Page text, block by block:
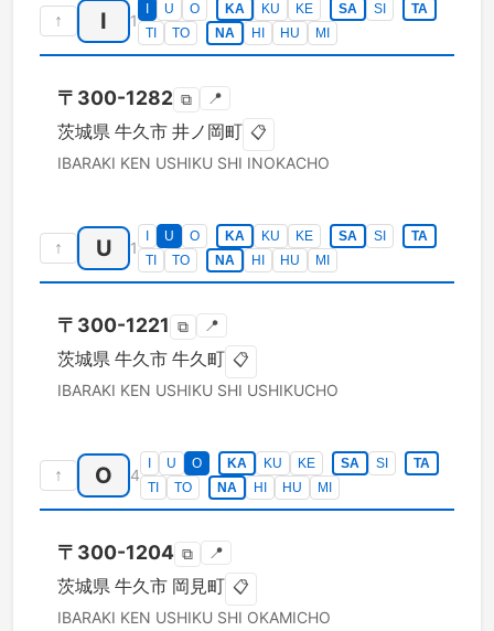
↑ I 1
U O KA KU KE SA SI
TA
TI
TO NA HI HU MI
〒 300-1282 ⧉ 📍
茨城県 牛久市 井ノ岡町 📋
IBARAKI KEN USHIKU SHI INOKACHO
↑ U 1
U O KA KU KE SA SI
TA
TI
TO NA HI HU MI
〒 300-1221 ⧉ 📍
茨城県 牛久市 牛久町 📋
IBARAKI KEN USHIKU SHI USHIKUCHO
↑ O 4
U O KA KU KE SA SI
TA
TI
TO NA HI HU MI
〒 300-1204 ⧉ 📍
茨城県 牛久市 岡見町 📋
IBARAKI KEN USHIKU SHI OKAMICHO